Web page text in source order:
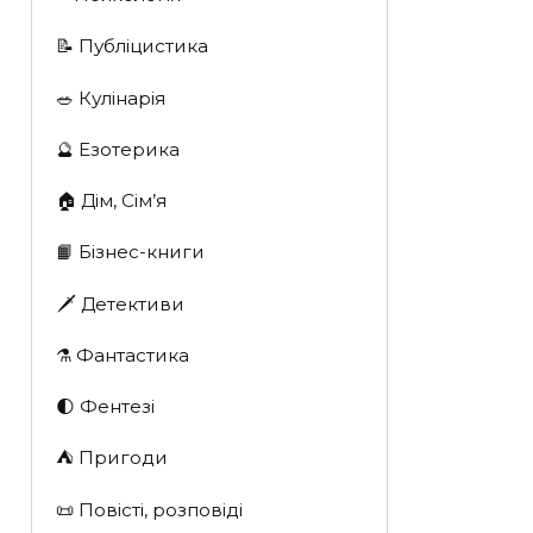
📝 Публіцистика
🥗 Кулінарія
🔮 Езотерика
🏠 Дім, Сім’я
📙 Бізнес-книги
🗡 Детективи
⚗️ Фантастика
🌓 Фентезі
⛺️ Пригоди
📜 Повісті, розповіді